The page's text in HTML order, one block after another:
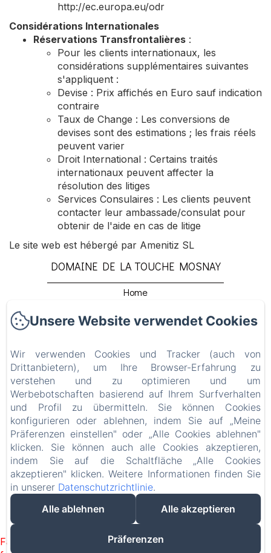
http://ec.europa.eu/odr
Considérations Internationales
Réservations Transfrontalières :
Pour les clients internationaux, les
considérations supplémentaires suivantes
s'appliquent :
Devise : Prix affichés en Euro sauf indication
contraire
Taux de Change : Les conversions de
devises sont des estimations ; les frais réels
peuvent varier
Droit International : Certains traités
internationaux peuvent affecter la
résolution des litiges
Services Consulaires : Les clients peuvent
contacter leur ambassade/consulat pour
obtenir de l'aide en cas de litige
Le site web est hébergé par Amenitiz SL
DOMAINE DE LA TOUCHE MOSNAY
Home
Gîte
Détente Et Relaxation
Beach Club
Venir Au Domaine
Contact
Datenschutzerklärung
Rechtliche Informationen
Cookie-Informationen
EN
NL
Powered mit Amenitiz
Failed to load BookingEngine/index: Loading chunk 1322
Unsere Website verwendet Cookies
Wir verwenden Cookies und Tracker (auch von
Drittanbietern), um Ihre Browser-Erfahrung zu
verstehen und zu optimieren und um
Werbebotschaften basierend auf Ihrem Surfverhalten
und Profil zu übermitteln. Sie können Cookies
konfigurieren oder ablehnen, indem Sie auf „Meine
Präferenzen einstellen" oder „Alle Cookies ablehnen"
klicken. Sie können auch alle Cookies akzeptieren,
indem Sie auf die Schaltfläche „Alle Cookies
akzeptieren" klicken. Weitere Informationen finden Sie
in unserer Datenschutzrichtlinie.
Alle ablehnen
Alle akzeptieren
Präferenzen